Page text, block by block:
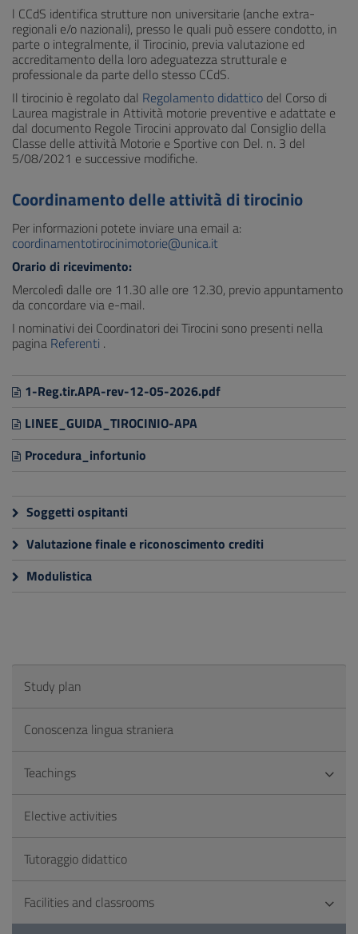
l CCdS identifica strutture non universitarie (anche extra-
regionali e/o nazionali), presso le quali può essere condotto, in
parte o integralmente, il Tirocinio, previa valutazione ed
accreditamento della loro adeguatezza strutturale e
professionale da parte dello stesso CCdS.
Il tirocinio è regolato dal Regolamento didattico del Corso di
Laurea magistrale in Attività motorie preventive e adattate e
dal documento Regole Tirocini approvato dal Consiglio della
Classe delle attività Motorie e Sportive con Del. n. 3 del
5/08/2021 e successive modifiche.
Coordinamento delle attività di tirocinio
Per informazioni potete inviare una email a:
coordinamentotirocinimotorie@unica.it
Orario di ricevimento:
Mercoledì dalle ore 11.30 alle ore 12.30, previo appuntamento
da concordare via e-mail.
I nominativi dei Coordinatori dei Tirocini sono presenti nella
pagina Referenti .
1-Reg.tir.APA-rev-12-05-2026.pdf
LINEE_GUIDA_TIROCINIO-APA
Procedura_infortunio
Soggetti ospitanti
Valutazione finale e riconoscimento crediti
Modulistica
Study plan
Conoscenza lingua straniera
Teachings
Elective activities
Tutoraggio didattico
Facilities and classrooms